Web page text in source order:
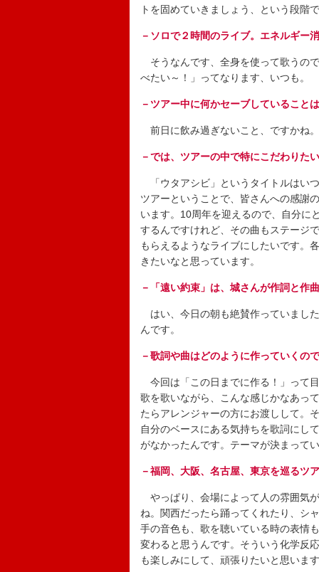
トを固めていきましょう、という段階
－ソロで２時間のライブ。エネルギー
そうなんです、全身を使って歌うの
べたい～！」ってなります、いつも。
－ツアー中に何かセーブしていること
前日に飲み過ぎないこと、ですかね
－では、ツアーの中で特にこだわりた
「ウタアシビ」というタイトルはい
ツアーということで、皆さんへの感謝
います。10周年を迎えるので、自分に
するんですけれど、その曲もステージ
もらえるようなライブにしたいです。
きたいなと思っています。
－「遠い約束」は、城さんが作詞と作
はい、今日の朝も絶賛作っていまし
んです。
－歌詞や曲はどのように作っていくの
今回は「この日までに作る！」って
歌を歌いながら、こんな感じかなあっ
たらアレンジャーの方にお渡しして。
自分のベースにある気持ちを歌詞にし
がなかったんです。テーマが決まって
－福岡、大阪、名古屋、東京を巡るツ
やっぱり、会場によって人の雰囲気
ね。関西だったら踊ってくれたり、シ
手の音色も、歌を聴いている時の表情
変わると思うんです。そういう化学反
も楽しみにして、頑張りたいと思いま